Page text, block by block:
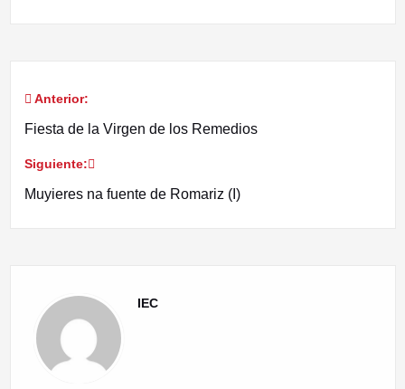
Navegación
entradas
Anterior:
Fiesta de la Virgen de los Remedios
Siguiente:
Muyieres na fuente de Romariz (I)
IEC